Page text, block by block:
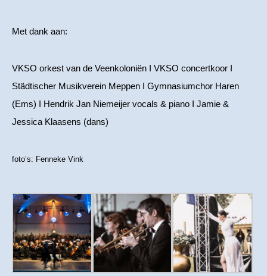
Met dank aan:
VKSO orkest van de Veenkoloniën I VKSO concertkoor I
Städtischer Musikverein Meppen I Gymnasiumchor Haren
(Ems) I Hendrik Jan Niemeijer vocals & piano I Jamie &
Jessica Klaasens (dans)
foto’s: Fenneke Vink